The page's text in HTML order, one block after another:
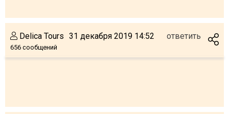
Delica Tours
656 сообщений
31 декабря 2019 14:52 ответить